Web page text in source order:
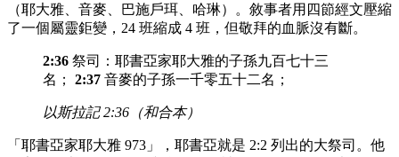
（耶大雅、音麥、巴施戶珥、哈琳）。敘事者用四節經文壓縮
了一個屬靈鉅變，24 班縮成 4 班，但敬拜的血脈沒有斷。
2:36 祭司：耶書亞家耶大雅的子孫九百七十三
名； 2:37 音麥的子孫一千零五十二名；
以斯拉記 2:36（和合本）
「耶書亞家耶大雅 973」，耶書亞就是 2:2 列出的大祭司。他